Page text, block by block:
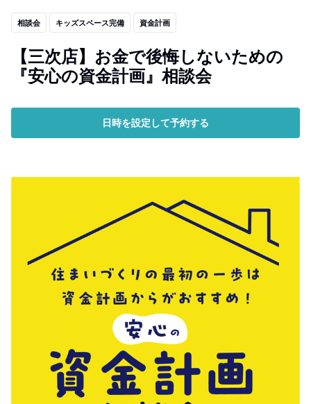
相談会 キッズスペース完備 資金計画
【三次店】お金で後悔しないための
『安心の資金計画』相談会
日時を設定して予約する